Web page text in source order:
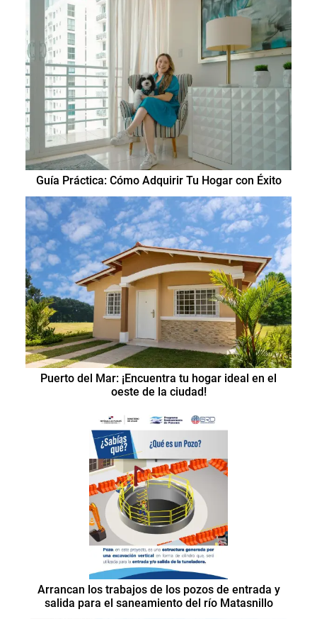
Guía Práctica: Cómo Adquirir Tu Hogar con Éxito
Puerto del Mar: ¡Encuentra tu hogar ideal en el
oeste de la ciudad!
Arrancan los trabajos de los pozos de entrada y
salida para el saneamiento del río Matasnillo